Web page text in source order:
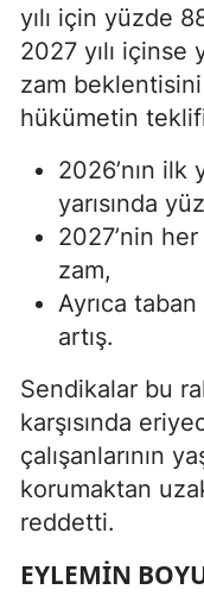
yılı için yüzde
2027 yılı içinse
zam beklentisini
hükümetin teklifi
2026’nın ilk
yarısında
2027’nin
zam,
Ayrıca
artış.
Sendikalar bu
karşısında
çalışanlarının
korumaktan
reddetti.
EYLEMIN